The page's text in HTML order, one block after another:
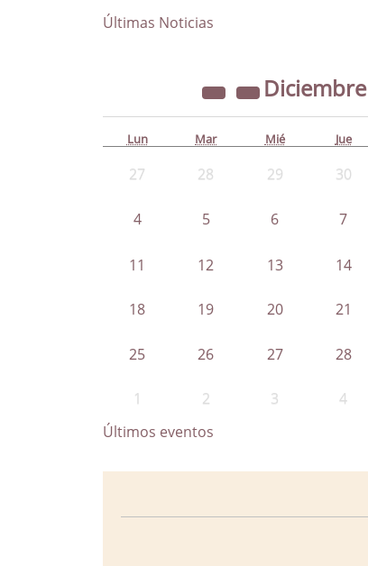
Últimas Noticias
Diciembre
Lun Mar Mié Jue
27 28 29 30
4 5 6 7
11 12 13 14
18 19 20 21
25 26 27 28
1 2 3 4
Últimos eventos